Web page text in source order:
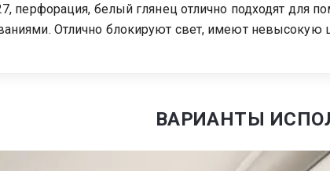
перфорация, белый глянец отлично подходят для
Отлично блокируют свет, имеют невысокую
ВАРИАНТЫ